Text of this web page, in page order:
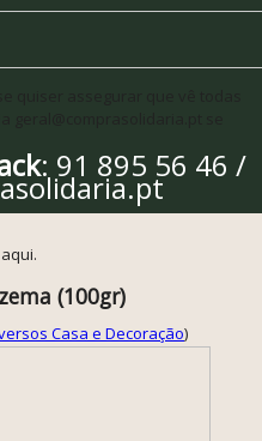
: 91 895 56 46 /
(100gr)
Casa e Decoração)